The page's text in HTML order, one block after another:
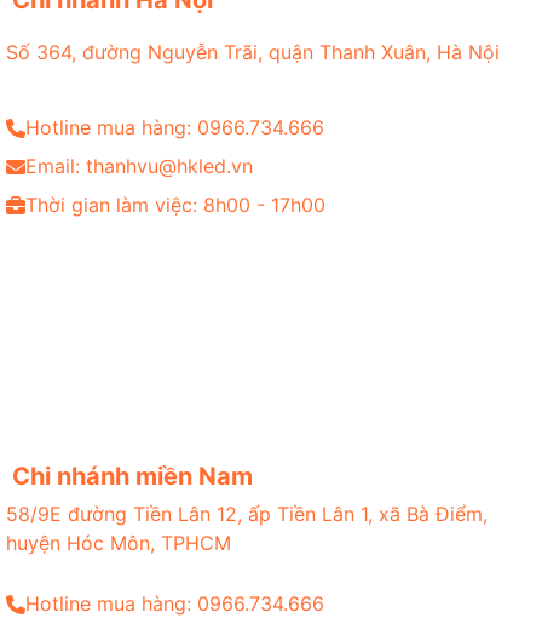
Số 364, đường Nguyễn Trãi, quận Thanh Xuân, Hà Nội
Hotline mua hàng: 0966.734.666
Email: thanhvu@hkled.vn
Thời gian làm việc: 8h00 - 17h00
Chi nhánh miền Nam
58/9E đường Tiền Lân 12, ấp Tiền Lân 1, xã Bà Điểm,
huyện Hóc Môn, TPHCM
Hotline mua hàng: 0966.734.666